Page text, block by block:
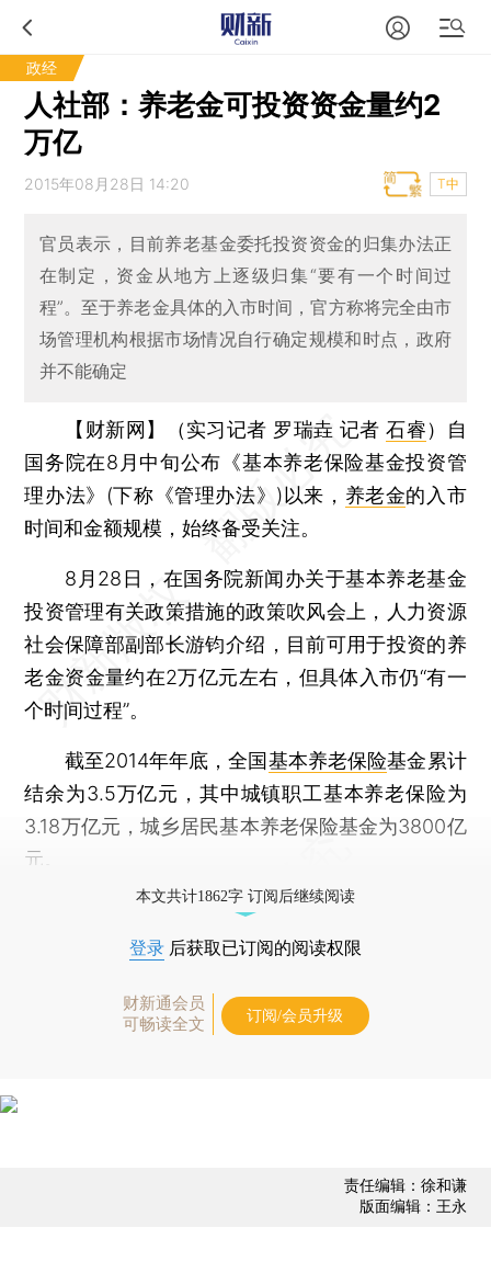
政经
人社部：养老金可投资资金量约2
万亿
2015年08月28日 14:20 T中
官员表示，目前养老基金委托投资资金的归集办法正
在制定，资金从地方上逐级归集“要有一个时间过
程”。至于养老金具体的入市时间，官方称将完全由市
场管理机构根据市场情况自行确定规模和时点，政府
并不能确定
【财新网】（实习记者 罗瑞垚 记者石睿）
自
国务院在8月中旬公布《基本养老保险基金投资管
理办法》(下称《管理办法》)以来， 养老金的入市
时间和金额规模，始终备受关注。
8月28日，在国务院新闻办关于基本养老基金
投资管理有关政策措施的政策吹风会上，人力资源
社会保障部副部长游钧介绍，目前可用于投资的养
老金资金量约在2万亿元左右，但具体入市仍“有一
个时间过程”。
截至2014年年底，全国基本养老保险基金累计
结余为3.5万亿元，其中城镇职工基本养老保险为
3.18万亿元，城乡居民基本养老保险基金为3800亿
元。
本文共计1862字 订阅后继续阅读
登录 后获取已订阅的阅读权限
财新通会员
可畅读全文
订阅/会员升级
责任编辑：徐和谦
版面编辑：王永